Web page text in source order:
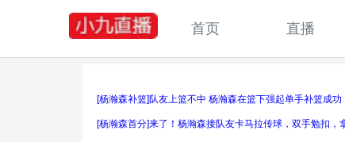
首页 直播
[杨瀚森补篮]队友上篮不中 杨瀚森在篮下强起单手补篮成功
[杨瀚森首分]来了！杨瀚森接队友卡马拉传球，双手勉扣，